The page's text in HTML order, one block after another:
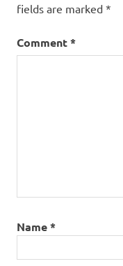
fields are marked *
Comment*
Name*